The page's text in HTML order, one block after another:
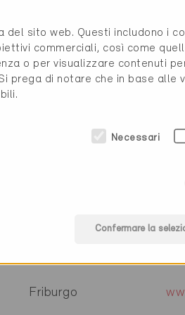
Sciaffusa
Friburgo
sito web. Questi includono i
commerciali, così come
o per visualizzare contenuti
prega di notare che in base alle
Necessari
Confermare la